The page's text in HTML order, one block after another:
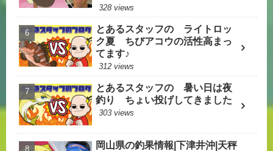
328 views
とあるスタッフの ライトロッ
ク夏 ちびアコウの活性高まっ
てます♪
312 views
とあるスタッフの 暑い日は夜
釣り ちょい投げしてきました
303 views
岡山県の釣果情報|下津井沖|天秤